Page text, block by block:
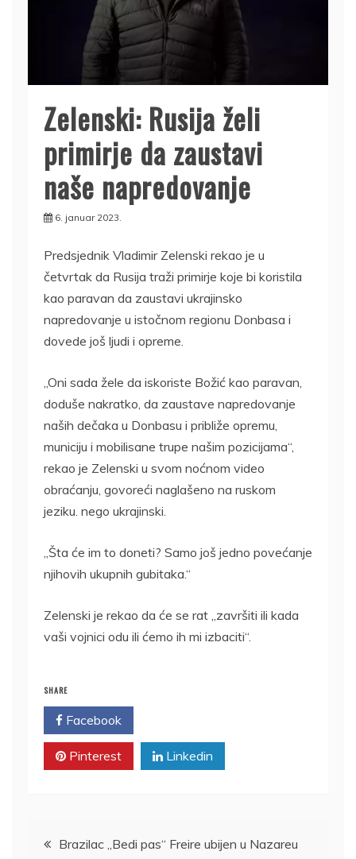
Zelenski: Rusija želi
primirje da zaustavi
naše napredovanje
6. januar 2023.
Predsjednik Vladimir Zelenski rekao je u
četvrtak da Rusija traži primirje koje bi koristila
kao paravan da zaustavi ukrajinsko
napredovanje u istočnom regionu Donbasa i
dovede još ljudi i opreme.
„Oni sada žele da iskoriste Božić kao paravan,
doduše nakratko, da zaustave napredovanje
naših dečaka u Donbasu i približe opremu,
municiju i mobilisane trupe našim pozicijama“,
rekao je Zelenski u svom noćnom video
obraćanju, govoreći naglašeno na ruskom
jeziku. nego ukrajinski.
„Šta će im to doneti? Samo još jedno povećanje
njihovih ukupnih gubitaka.“
Zelenski je rekao da će se rat „završiti ili kada
vaši vojnici odu ili ćemo ih mi izbaciti“.
SHARE
Facebook
Pinterest Linkedin
Kretanje
Brazilac „Bedi pas“ Freire ubijen u Nazareu